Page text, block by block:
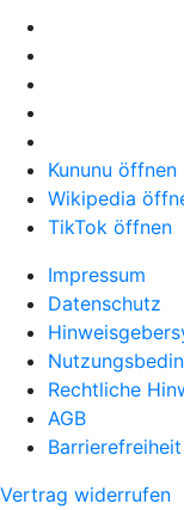
Kununu öffnen
Wikipedia
TikTok öffnen
Impressum
Datenschutz
Rechtliche
AGB
Barrierefreiheit
Vertrag widerrufen